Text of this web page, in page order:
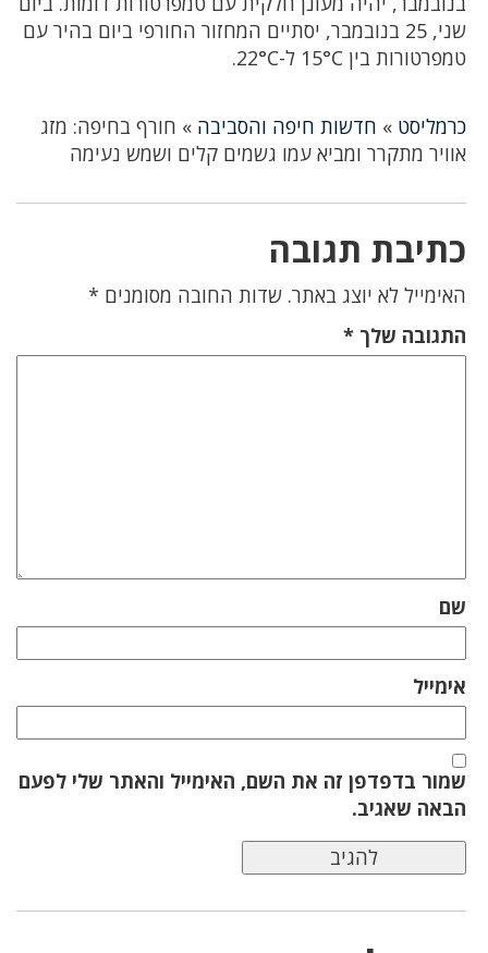
שני, 25 בנובמבר, יסתיים המחזור החורפי ביום בהיר עם
טמפרטורות בין 15°C ל-22°C.
כרמליסט » חדשות חיפה והסביבה » חורף בחיפה: מזג
אוויר מתקרר ומביא עמו גשמים קלים ושמש נעימה
כתיבת תגובה
האימייל לא יוצג באתר. שדות החובה מסומנים *
התגובה שלך *
שם
אימייל
שמור בדפדפן זה את השם, האימייל והאתר שלי לפעם
הבאה שאגיב.